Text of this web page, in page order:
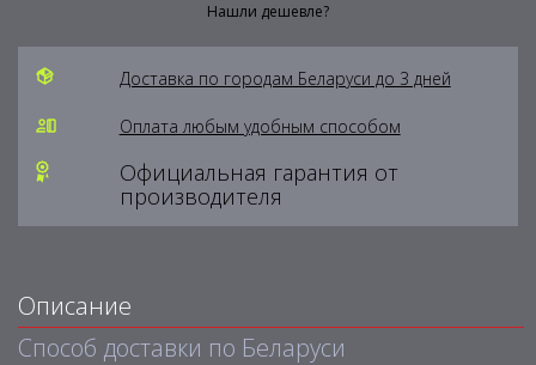
Нашли дешевле?
Доставка по городам Беларуси до 3 дней
Оплата любым удобным способом
Официальная гарантия от
производителя
Описание
Способ доставки по Беларуси